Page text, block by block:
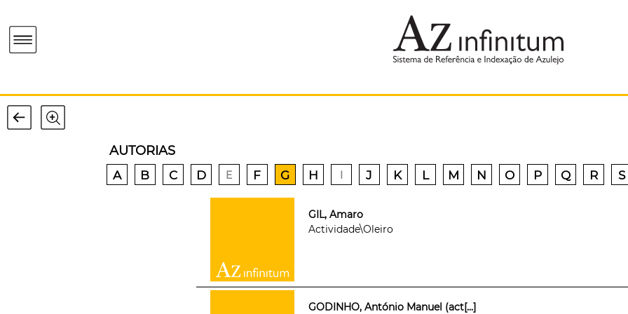
AUTORIAS
A B C D E F G H I J K L M N O P Q R S
GIL, Amaro
Actividade\Oleiro
GODINHO, António Manuel (act[...]